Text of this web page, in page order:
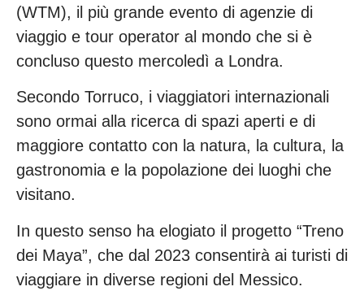
(WTM), il più grande evento di agenzie di
viaggio e tour operator al mondo che si è
concluso questo mercoledì a Londra.
Secondo Torruco, i viaggiatori internazionali
sono ormai alla ricerca di spazi aperti e di
maggiore contatto con la natura, la cultura, la
gastronomia e la popolazione dei luoghi che
visitano.
In questo senso ha elogiato il progetto “Treno
dei Maya”, che dal 2023 consentirà ai turisti di
viaggiare in diverse regioni del Messico.